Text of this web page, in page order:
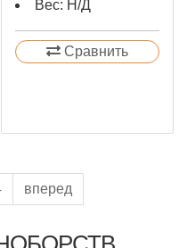
Вес: Н/Д
Сравнить
вперед